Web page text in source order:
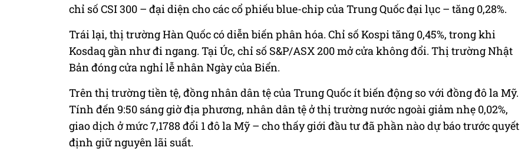
chỉ số CSI 300 – đại diện cho các cổ phiếu blue-chip của Trung Quốc đại lục – tăng 0,28%.
Trái lại, thị trường Hàn Quốc có diễn biến phân hóa. Chỉ số Kospi tăng 0,45%, trong khi
Kosdaq gần như đi ngang. Tại Úc, chỉ số S&P/ASX 200 mở cửa không đổi. Thị trường Nhật
Bản đóng cửa nghỉ lễ nhân Ngày của Biển.
Trên thị trường tiền tệ, đồng nhân dân tệ của Trung Quốc ít biến động so với đồng đô la Mỹ.
Tính đến 9:50 sáng giờ địa phương, nhân dân tệ ở thị trường nước ngoài giảm nhẹ 0,02%,
giao dịch ở mức 7,1788 đổi 1 đô la Mỹ – cho thấy giới đầu tư đã phần nào dự báo trước quyết
định giữ nguyên lãi suất.